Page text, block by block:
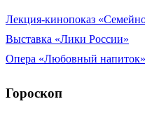
Лекция-кинопоказ
Выставка «Лики России»
Опера «Любовный напиток»
Гороскоп